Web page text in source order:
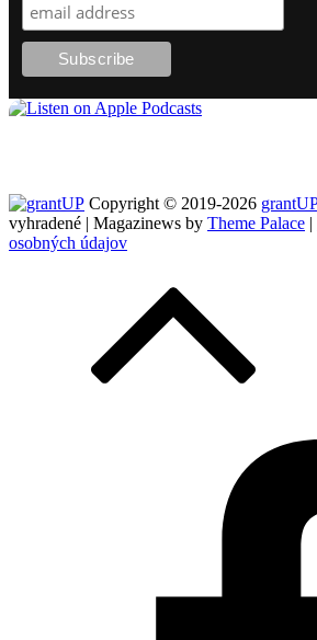
Copyright © 2019-2026 grantUP
vyhradené | Magazinews by Theme Palace |
osobných údajov